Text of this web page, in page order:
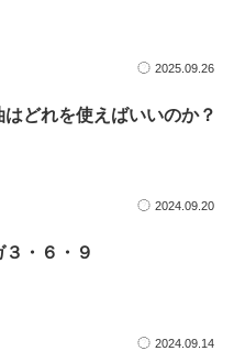
2025.09.26
はどれを使えばいいのか？
2024.09.20
３・６・９
2024.09.14